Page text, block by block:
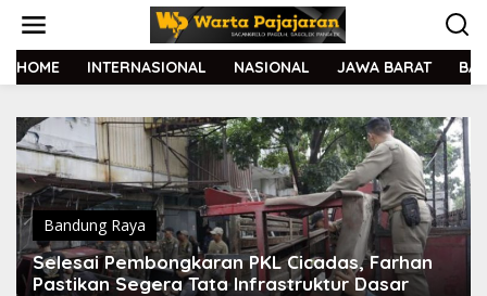
t
HOME INTERNASIONAL NASIONAL JAWA BARAT
Bandung Raya
Selesai Pembongkaran PKL Cicadas, Farhan
Pastikan Segera Tata Infrastruktur Dasar